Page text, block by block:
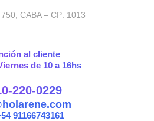
CABA – CP: 1013
al cliente
de 10 a 16hs
220-0229
91166743161